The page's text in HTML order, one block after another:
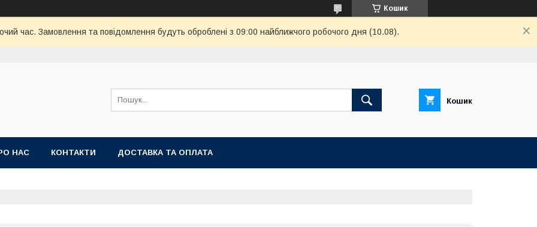
Кошик
час. Замовлення та повідомлення будуть оброблені з 09:00 найближчого робочого дня (10.08).
Кошик
НАС КОНТАКТИ ДОСТАВКА ТА ОПЛАТА